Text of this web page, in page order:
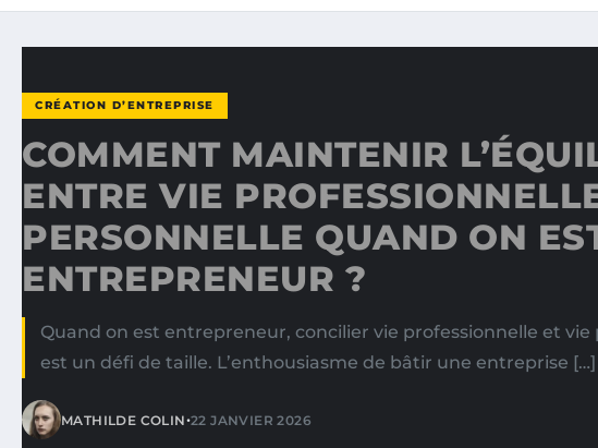
CRÉATION D’ENTREPRISE
COMMENT MAINTENIR
ENTRE VIE
PERSONNELLE QUAND ON
ENTREPRENEUR ?
Quand on est entrepreneur, concilier vie professionnelle et vie
est un défi de taille. L’enthousiasme de bâtir une entreprise […]
MATHILDE COLIN•22 JANVIER 2026